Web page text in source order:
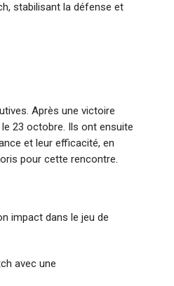
stabilisant la défense et
Après une victoire
23 octobre. Ils ont ensuite
et leur efficacité, en
pour cette rencontre.
impact dans le jeu de
avec une